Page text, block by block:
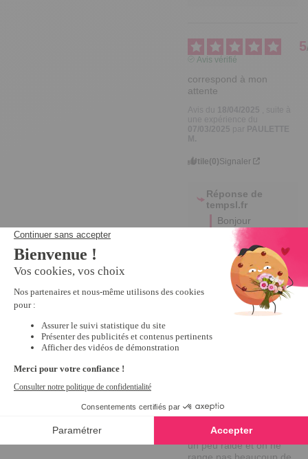
5
Avis vérifié
correspond à mon
attente
18/04/2025
Utile(0)Signaler
Réponse de
tempsl.fr
Bonjour
Paulette,
Merci pour
votre
commentaire,
nous sommes
vraiment ravis
que vous
ayez
Avis vérifié
un peu raide et on ne
range pas beaucoup de